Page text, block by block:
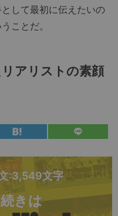
して最初に伝えたいの
ことだ。
アリストの素顔
:3,549文字
きは